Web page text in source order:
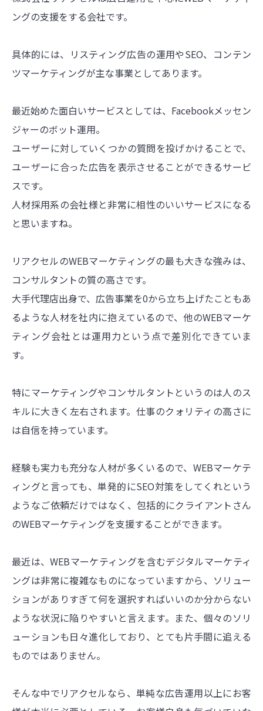
ングの支援をする会社です。
具体的には、リスティング広告の運用やSEO、コンテン
ツマーケティングが主な事業としてあります。
最近始めた面白いサービスとしては、Facebookメッセン
ジャーのボット運用。
ユーザーに対していくつかの質問を投げかけることで、
ユーザーに合った広告を表示させることができるサービ
スです。
人材採用系の会社様と非常に相性のいいサービスになる
と思いますね。
リアクセルのWEBマーケティングの最も大きな強みは、
コンサルタントの質の高さです。
大手代理店出身で、広告事業を0から立ち上げたこともあ
るような人材を社内に抱えているので、他のWEBマーケ
ティング会社とは運用力という点で差別化できていま
す。
特にマーケティングやコンサルタントというのは人のス
キルに大きく左右されます。仕事のクォリティの高さに
は自信を持っています。
経験も実力も充分な人材が多くいるので、WEBマーケテ
ィングと言っても、単発的にSEO対策をしてくれという
ようなご依頼だけではなく、包括的にクライアントさん
のWEBマーケティングを支援することができます。
最近は、WEBマーケティングを含むデジタルマーケティ
ングは非常に複雑なものになっていますから、ソリュー
ションがありすぎて何を選択すればいいのか分からない
ような状況に陥りやすいと言えます。また、個々のソリ
ューションも日々進化しており、とても片手間に追える
ものではありません。
そんな中でリアクセルなら、単純な広告運用以上にお客